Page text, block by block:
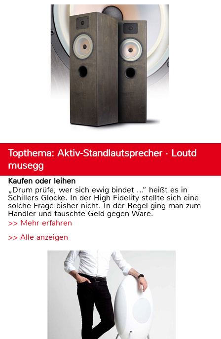
Topthema: Aktiv-Standlautsprecher · Loutd
musegg
Kaufen oder leihen
„Drum prüfe, wer sich ewig bindet ...“ heißt es in
Schillers Glocke. In der High Fidelity stellte sich eine
solche Frage bisher nicht. In der Regel ging man zum
Händler und tauschte Geld gegen Ware.
>> Mehr erfahren
>> Alle anzeigen